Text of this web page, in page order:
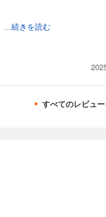
...続きを読む
すべてのレビュー